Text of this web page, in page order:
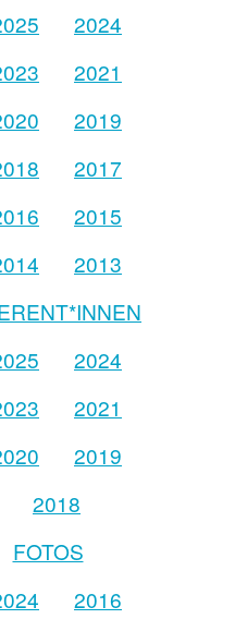
2024
2021
2019
2017
2015
2013
2024
2021
2019
2018
FOTOS
2016